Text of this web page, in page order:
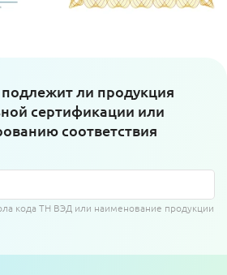
ли продукция
сертификации или
соответствия
кода ТН ВЭД или наименование продукции